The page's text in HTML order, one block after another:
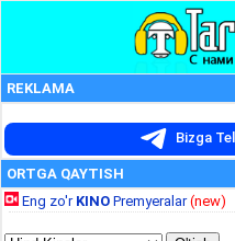
REKLAMA
Bizga
ORTGA QAYTISH
Eng zo'r KINO Premyeralar(new)